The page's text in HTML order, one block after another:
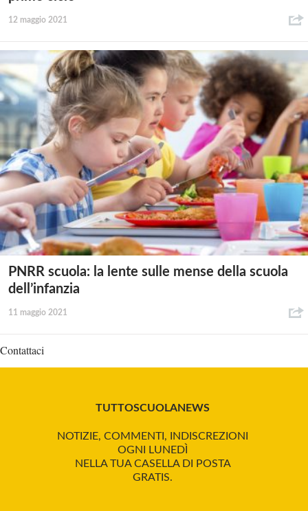
12 maggio 2021
PNRR scuola: la lente sulle mense della scuola
dell’infanzia
11 maggio 2021
Contattaci
TUTTOSCUOLANEWS
NOTIZIE, COMMENTI, INDISCREZIONI
OGNI LUNEDÌ
NELLA TUA CASELLA DI POSTA
GRATIS.